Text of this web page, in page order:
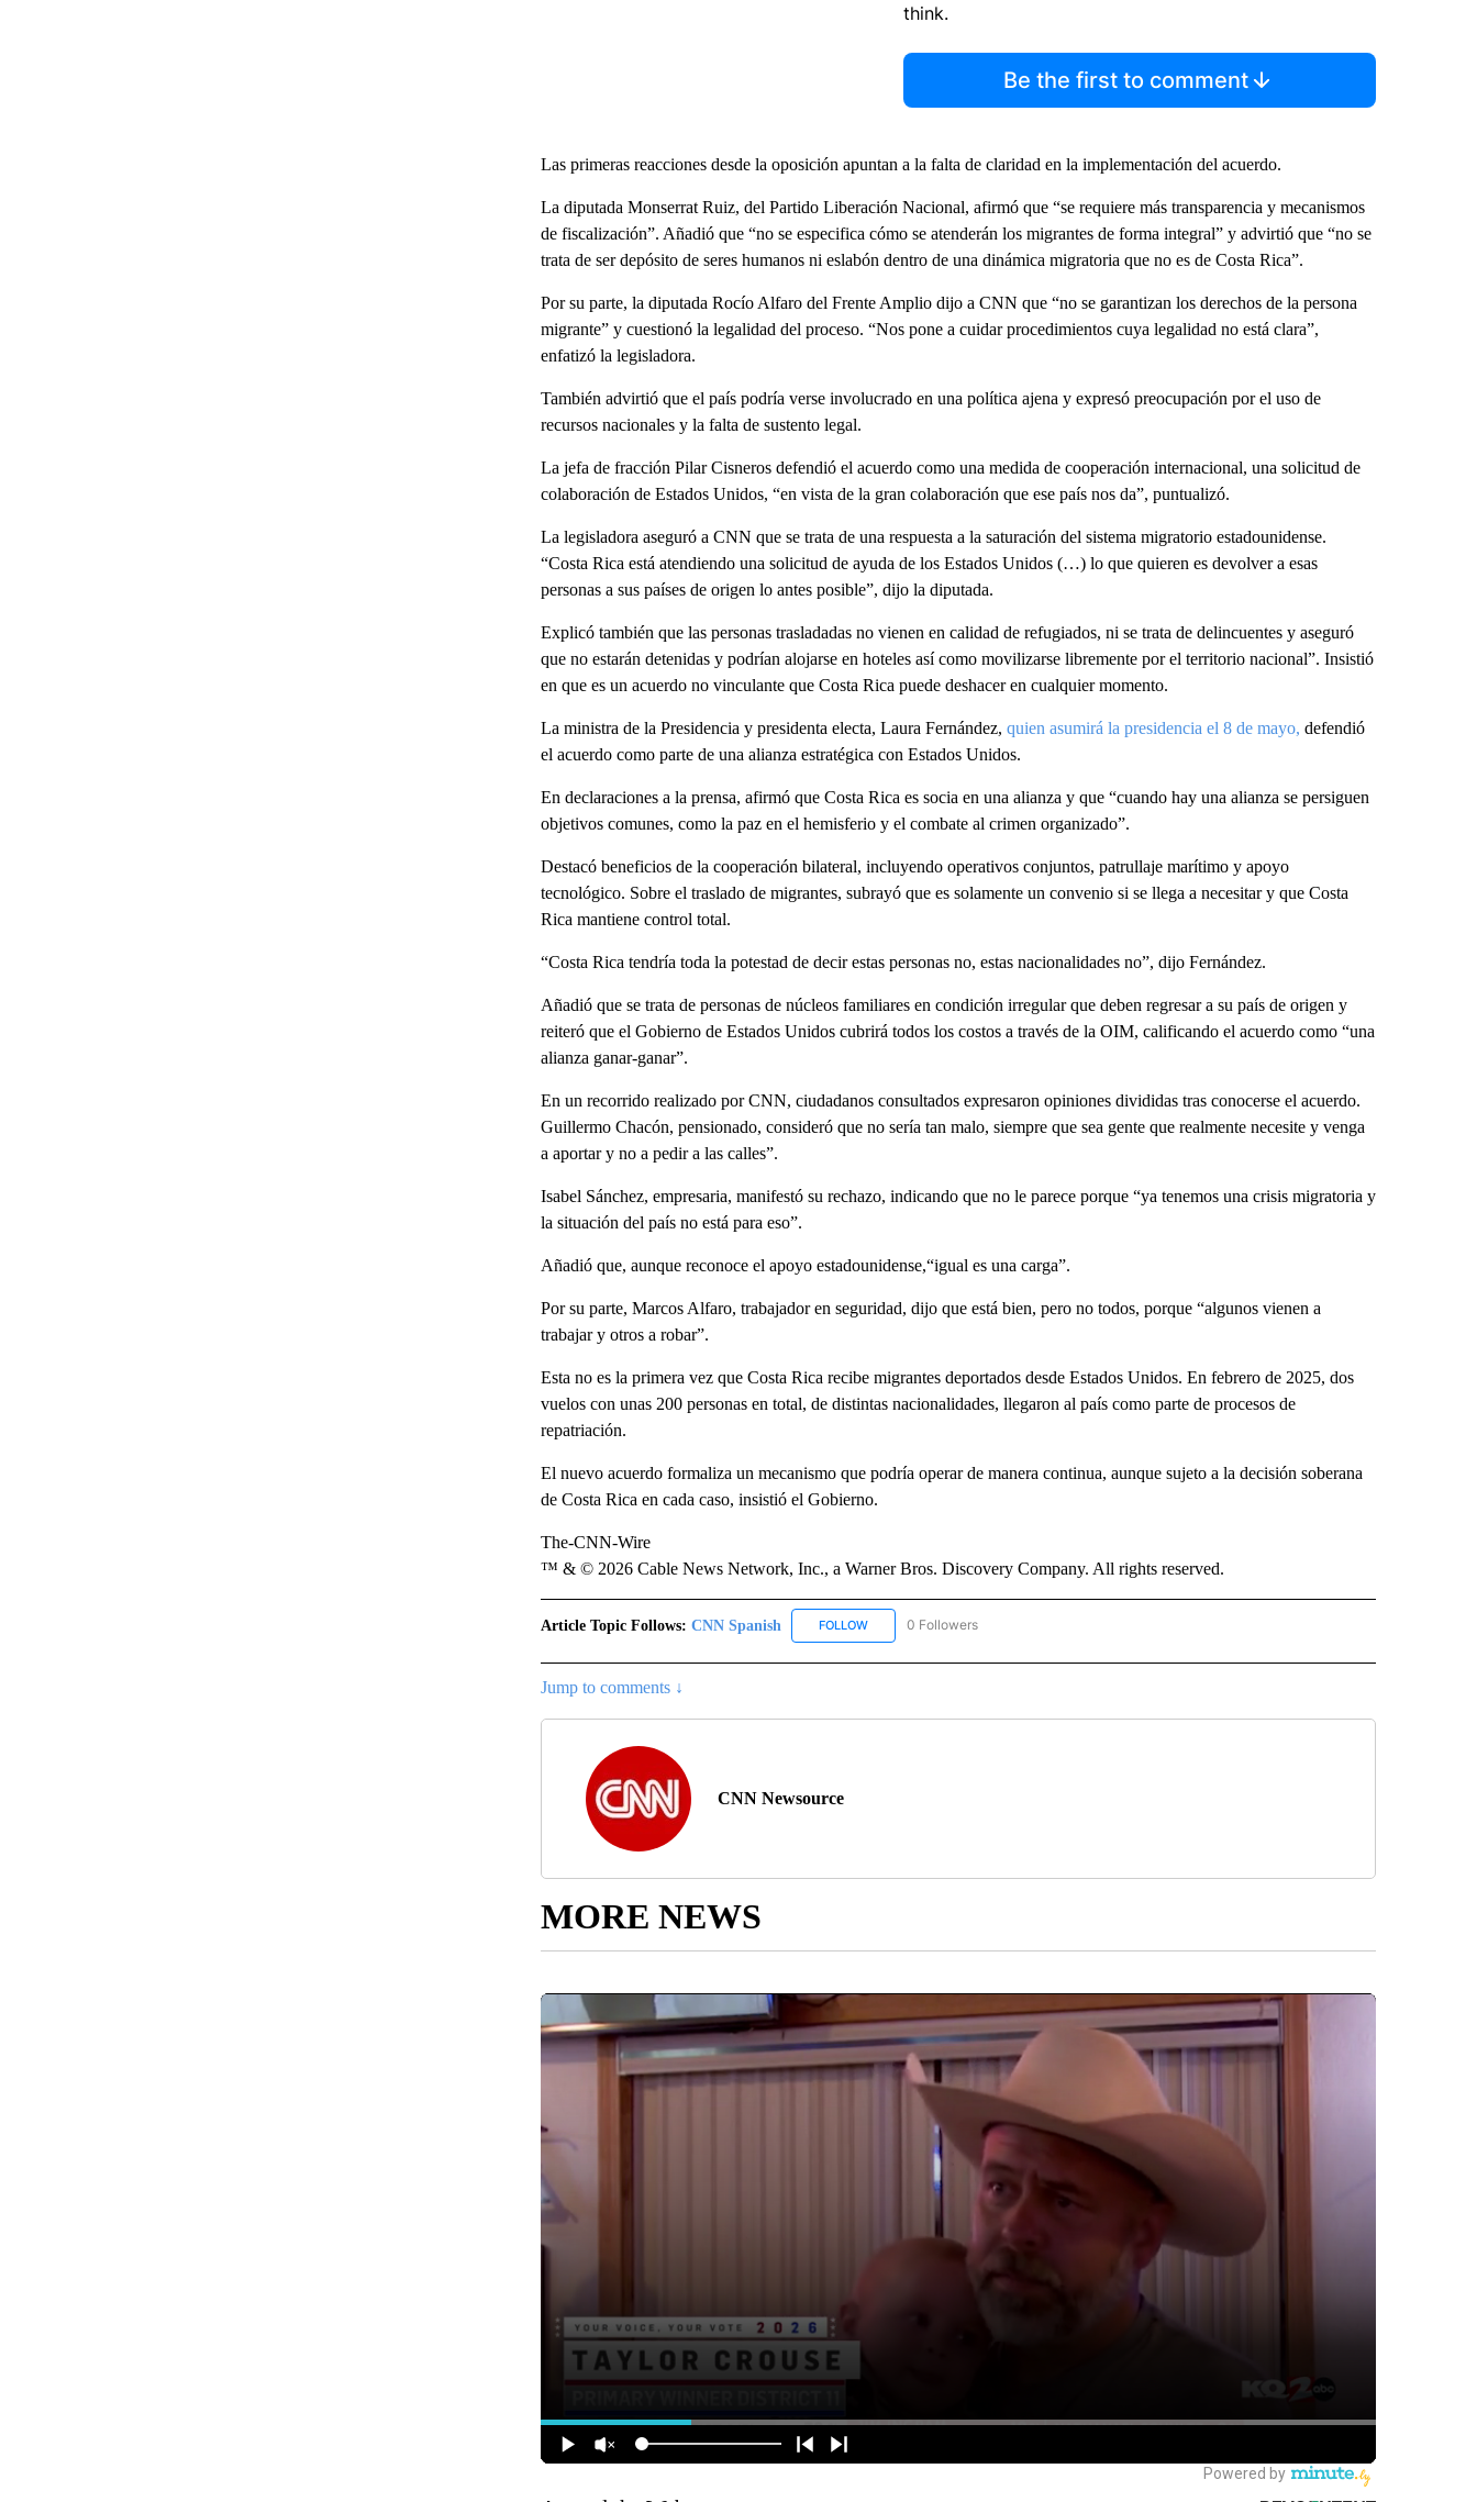
think.
Be the first to comment
Las primeras reacciones desde la oposición apuntan a la falta de claridad en la implementación del acuerdo.
La diputada Monserrat Ruiz, del Partido Liberación Nacional, afirmó que “se requiere más transparencia y mecanismos
de fiscalización”. Añadió que “no se especifica cómo se atenderán los migrantes de forma integral” y advirtió que “no se
trata de ser depósito de seres humanos ni eslabón dentro de una dinámica migratoria que no es de Costa Rica”.
Por su parte, la diputada Rocío Alfaro del Frente Amplio dijo a CNN que “no se garantizan los derechos de la persona
migrante” y cuestionó la legalidad del proceso. “Nos pone a cuidar procedimientos cuya legalidad no está clara”,
enfatizó la legisladora.
También advirtió que el país podría verse involucrado en una política ajena y expresó preocupación por el uso de
recursos nacionales y la falta de sustento legal.
La jefa de fracción Pilar Cisneros defendió el acuerdo como una medida de cooperación internacional, una solicitud de
colaboración de Estados Unidos, “en vista de la gran colaboración que ese país nos da”, puntualizó.
La legisladora aseguró a CNN que se trata de una respuesta a la saturación del sistema migratorio estadounidense.
“Costa Rica está atendiendo una solicitud de ayuda de los Estados Unidos (…) lo que quieren es devolver a esas
personas a sus países de origen lo antes posible”, dijo la diputada.
Explicó también que las personas trasladadas no vienen en calidad de refugiados, ni se trata de delincuentes y aseguró
que no estarán detenidas y podrían alojarse en hoteles así como movilizarse libremente por el territorio nacional”. Insistió
en que es un acuerdo no vinculante que Costa Rica puede deshacer en cualquier momento.
La ministra de la Presidencia y presidenta electa, Laura Fernández, quien asumirá la presidencia el 8 de mayo, defendió
el acuerdo como parte de una alianza estratégica con Estados Unidos.
En declaraciones a la prensa, afirmó que Costa Rica es socia en una alianza y que “cuando hay una alianza se persiguen
objetivos comunes, como la paz en el hemisferio y el combate al crimen organizado”.
Destacó beneficios de la cooperación bilateral, incluyendo operativos conjuntos, patrullaje marítimo y apoyo
tecnológico. Sobre el traslado de migrantes, subrayó que es solamente un convenio si se llega a necesitar y que Costa
Rica mantiene control total.
“Costa Rica tendría toda la potestad de decir estas personas no, estas nacionalidades no”, dijo Fernández.
Añadió que se trata de personas de núcleos familiares en condición irregular que deben regresar a su país de origen y
reiteró que el Gobierno de Estados Unidos cubrirá todos los costos a través de la OIM, calificando el acuerdo como “una
alianza ganar-ganar”.
En un recorrido realizado por CNN, ciudadanos consultados expresaron opiniones divididas tras conocerse el acuerdo.
Guillermo Chacón, pensionado, consideró que no sería tan malo, siempre que sea gente que realmente necesite y venga
a aportar y no a pedir a las calles”.
Isabel Sánchez, empresaria, manifestó su rechazo, indicando que no le parece porque “ya tenemos una crisis migratoria y
la situación del país no está para eso”.
Añadió que, aunque reconoce el apoyo estadounidense,“igual es una carga”.
Por su parte, Marcos Alfaro, trabajador en seguridad, dijo que está bien, pero no todos, porque “algunos vienen a
trabajar y otros a robar”.
Esta no es la primera vez que Costa Rica recibe migrantes deportados desde Estados Unidos. En febrero de 2025, dos
vuelos con unas 200 personas en total, de distintas nacionalidades, llegaron al país como parte de procesos de
repatriación.
El nuevo acuerdo formaliza un mecanismo que podría operar de manera continua, aunque sujeto a la decisión soberana
de Costa Rica en cada caso, insistió el Gobierno.
The-CNN-Wire
™ & © 2026 Cable News Network, Inc., a Warner Bros. Discovery Company. All rights reserved.
Article Topic Follows: CNN Spanish FOLLOWFOLLOW "CNN SPANISH" TO RECEIVE NOTIFICATIONS ABOUT NEW PAGES ON "CNN SPANISH".
0 Followers
Jump to comments ↓
CNN Newsource
MORE NEWS